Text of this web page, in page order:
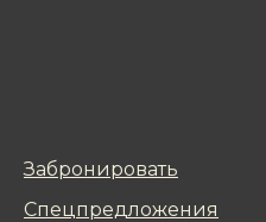
Забронировать
Спецпредложения